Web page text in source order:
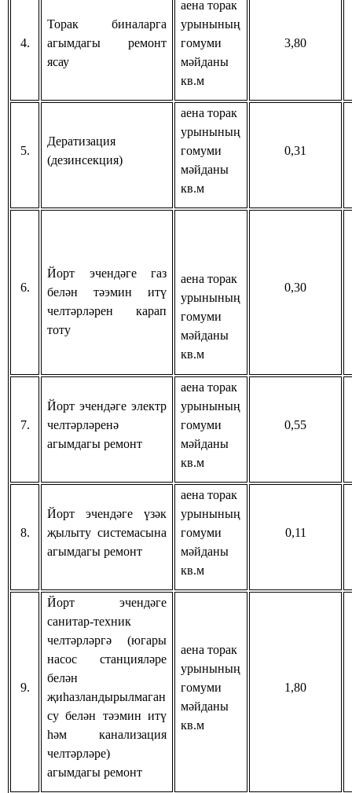
4.
Торак биналарга
агымдагы ремонт
ясау
аена торак
урынының
гомуми
мәйданы
кв.м
3,80
5.
Дератизация
(дезинсекция)
аена торак
урынының
гомуми
мәйданы
кв.м
0,31
6.
Йорт эчендәге газ
белән тәэмин итү
челтәрләрен карап
тоту
аена торак
урынының
гомуми
мәйданы
кв.м
0,30
7.
Йорт эчендәге электр
челтәрләренә
агымдагы ремонт
аена торак
урынының
гомуми
мәйданы
кв.м
0,55
8.
Йорт эчендәге үзәк
җылыту системасына
агымдагы ремонт
аена торак
урынының
гомуми
мәйданы
кв.м
0,11
9.
Йорт эчендәге
санитар-техник
челтәрләргә (югары
насос станцияләре
белән
җиһазландырылмаган
су белән тәэмин итү
һәм канализация
челтәрләре)
агымдагы ремонт
аена торак
урынының
гомуми
мәйданы
кв.м
1,80